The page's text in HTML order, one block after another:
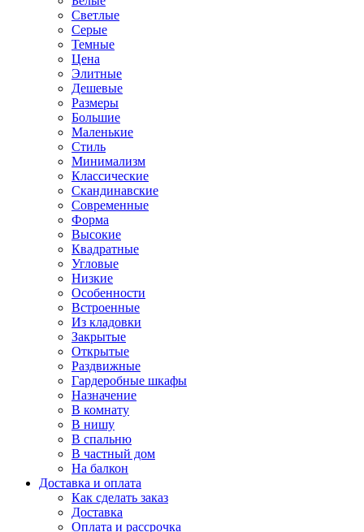
Светлые
Серые
Темные
Цена
Элитные
Дешевые
Размеры
Большие
Маленькие
Стиль
Минимализм
Классические
Скандинавские
Современные
Форма
Высокие
Квадратные
Угловые
Низкие
Особенности
Встроенные
Из кладовки
Закрытые
Открытые
Раздвижные
Гардеробные шкафы
Назначение
В комнату
В нишу
В спальню
В частный дом
На балкон
Доставка и оплата
Как сделать заказ
Доставка
Оплата и рассрочка